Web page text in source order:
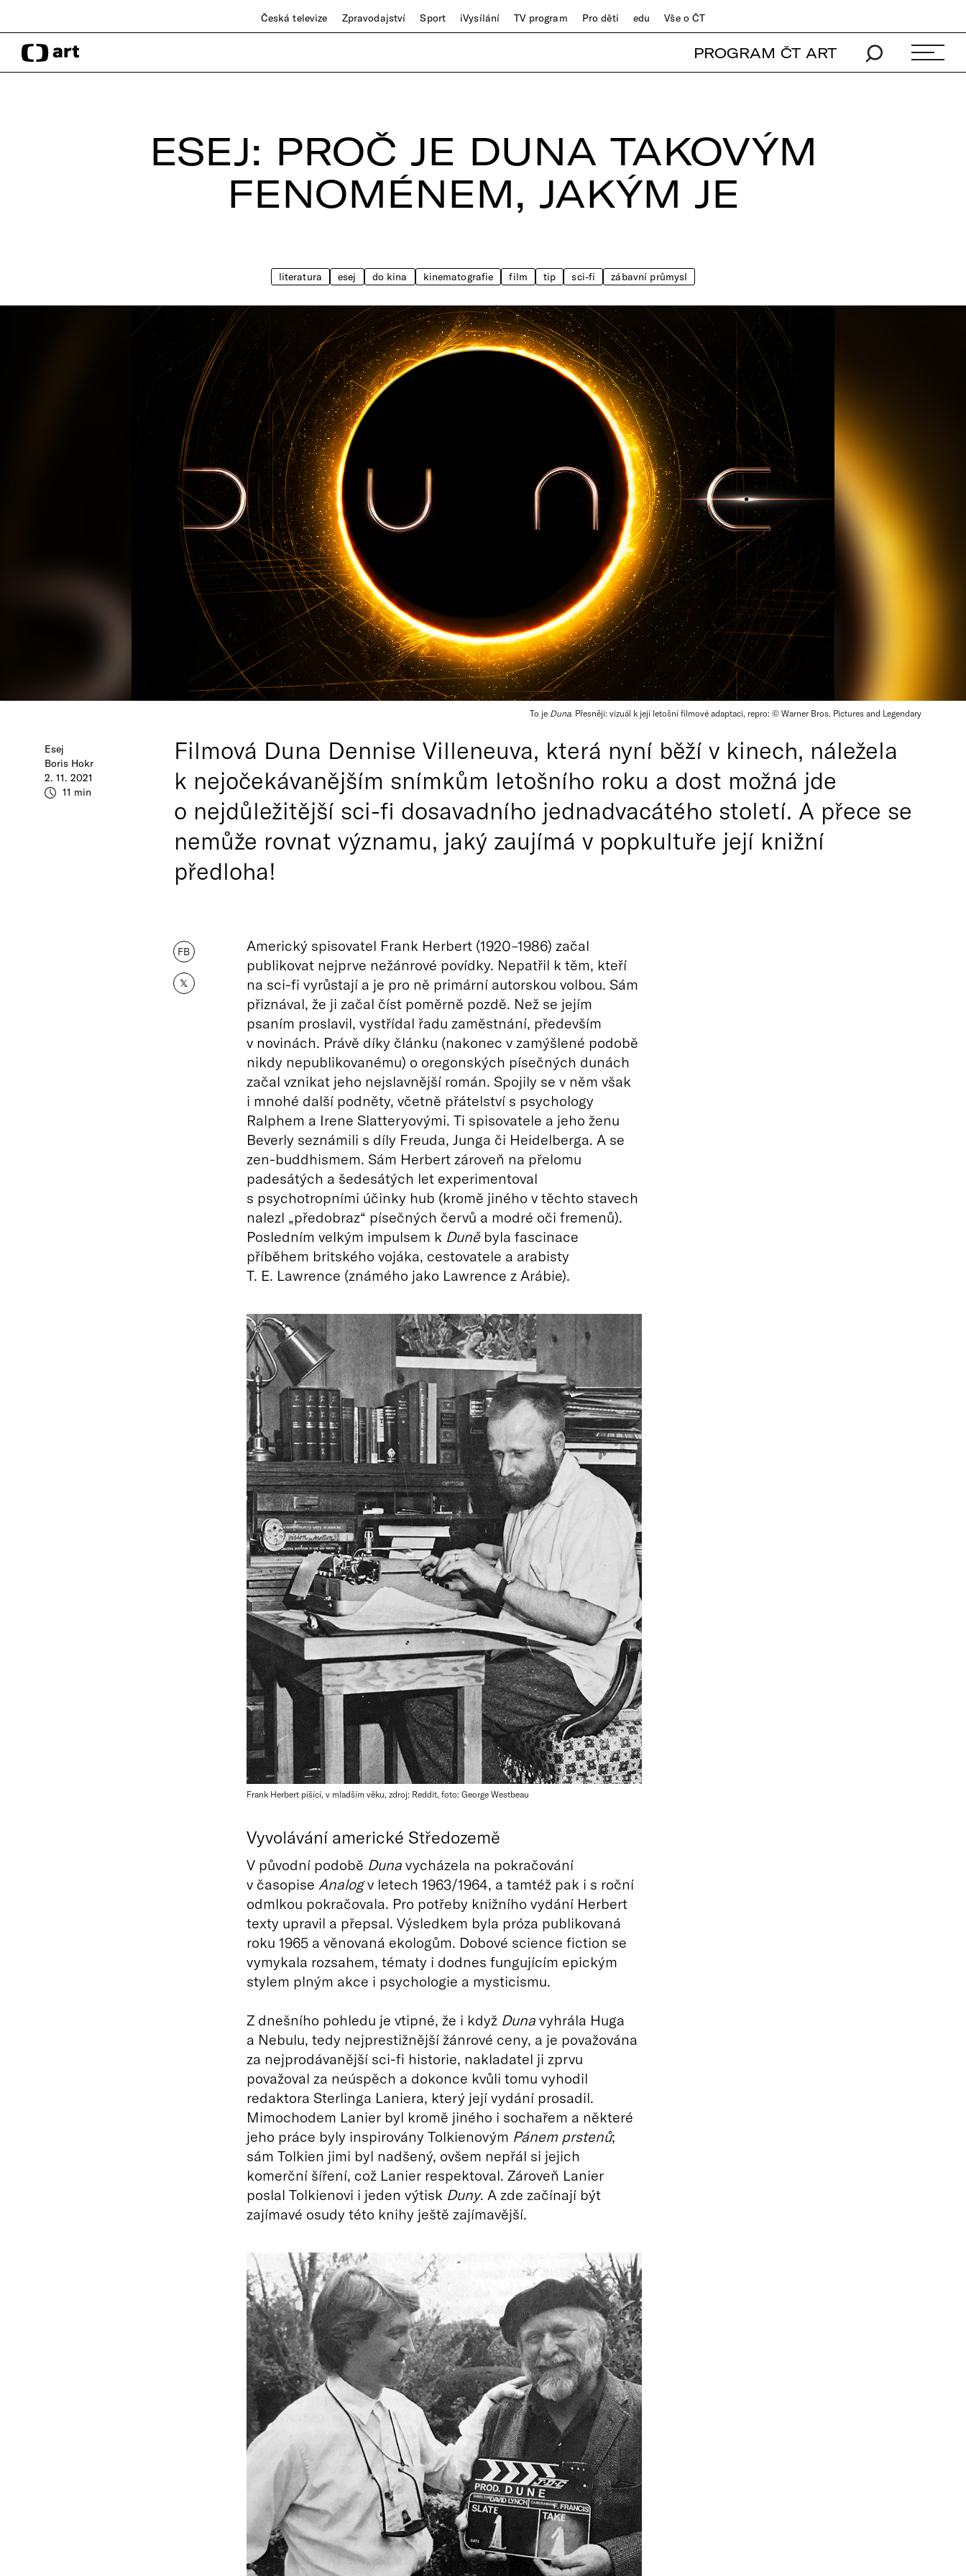
Česká televize Zpravodajství Sport iVysílání TV program Pro děti edu Vše o ČT
PROGRAM ČT ART
ESEJ: PROČ JE DUNA TAKOVÝM
FENOMÉNEM, JAKÝM JE
literatura esej do kina kinematografie film tip sci-fi zábavní průmysl
To je Duna. Přesněji: vizuál k její letošní filmové adaptaci, repro: © Warner Bros. Pictures and Legendary
Esej
Boris Hokr
2. 11. 2021
11 min
Filmová Duna Dennise Villeneuva, která nyní běží v kinech, náležela
k nejočekávanějším snímkům letošního roku a dost možná jde
o nejdůležitější sci-fi dosavadního jednadvacátého století. A přece se
nemůže rovnat významu, jaký zaujímá v popkultuře její knižní
předloha!
FB
𝕏
Americký spisovatel Frank Herbert (1920–1986) začal
publikovat nejprve nežánrové povídky. Nepatřil k těm, kteří
na sci-fi vyrůstají a je pro ně primární autorskou volbou. Sám
přiznával, že ji začal číst poměrně pozdě. Než se jejím
psaním proslavil, vystřídal řadu zaměstnání, především
v novinách. Právě díky článku (nakonec v zamýšlené podobě
nikdy nepublikovanému) o oregonských písečných dunách
začal vznikat jeho nejslavnější román. Spojily se v něm však
i mnohé další podněty, včetně přátelství s psychology
Ralphem a Irene Slatteryovými. Ti spisovatele a jeho ženu
Beverly seznámili s díly Freuda, Junga či Heidelberga. A se
zen-buddhismem. Sám Herbert zároveň na přelomu
padesátých a šedesátých let experimentoval
s psychotropními účinky hub (kromě jiného v těchto stavech
nalezl „předobraz“ písečných červů a modré oči fremenů).
Posledním velkým impulsem k Duněbyla fascinace
příběhem britského vojáka, cestovatele a arabisty
T. E. Lawrence (známého jako Lawrence z Arábie).
Frank Herbert píšící, v mladším věku, zdroj: Reddit, foto: George Westbeau
Vyvolávání americké Středozemě
V původní podobě Dunavycházela na pokračování
v časopise Analogv letech 1963/1964, a tamtéž pak i s roční
odmlkou pokračovala. Pro potřeby knižního vydání Herbert
texty upravil a přepsal. Výsledkem byla próza publikovaná
roku 1965 a věnovaná ekologům. Dobové science fiction se
vymykala rozsahem, tématy i dodnes fungujícím epickým
stylem plným akce i psychologie a mysticismu.
Z dnešního pohledu je vtipné, že i když Dunavyhrála Huga
a Nebulu, tedy nejprestižnější žánrové ceny, a je považována
za nejprodávanější sci-fi historie, nakladatel ji zprvu
považoval za neúspěch a dokonce kvůli tomu vyhodil
redaktora Sterlinga Laniera, který její vydání prosadil.
Mimochodem Lanier byl kromě jiného i sochařem a některé
jeho práce byly inspirovány Tolkienovým Pánem prstenů;
sám Tolkien jimi byl nadšený, ovšem nepřál si jejich
komerční šíření, což Lanier respektoval. Zároveň Lanier
poslal Tolkienovi i jeden výtisk Duny. A zde začínají být
zajímavé osudy této knihy ještě zajímavější.